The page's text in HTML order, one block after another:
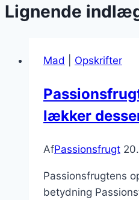
Lignende
Mad Opskrifter
lækker
AfPassionsfrugt
Passionsfrugtens
betydning